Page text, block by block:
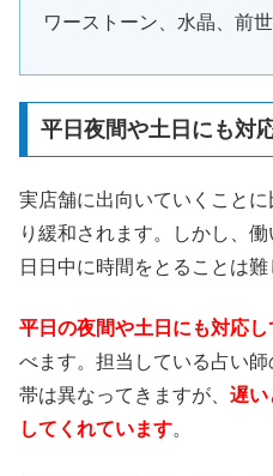
ワーストーン、水晶、前
平日夜間や土日にも対
実店舗に出向いていくこと
り緩和されます。しかし、
日日中に時間をとることは難
平日の夜間や土日にも対応し
べます。担当している占い
帯は異なってきますが、 遅い
してくれています。